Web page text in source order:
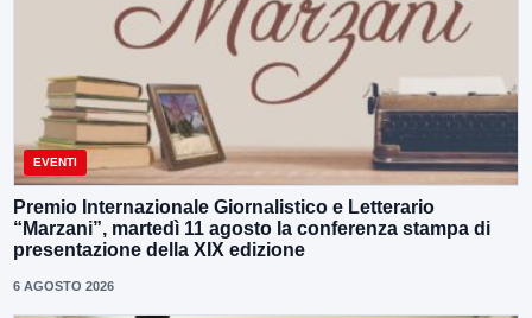
EVENTI
Premio Internazionale Giornalistico e Letterario
“Marzani”, martedì 11 agosto la conferenza stampa di
presentazione della XIX edizione
6 AGOSTO 2026